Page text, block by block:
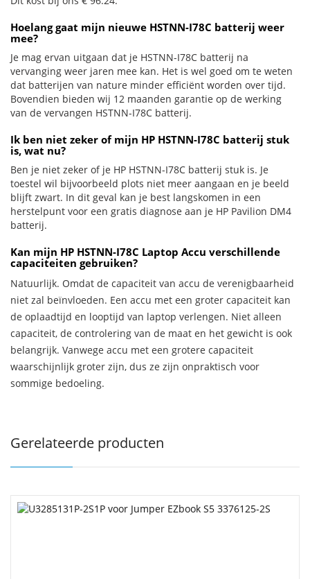
Hoelang gaat mijn nieuwe HSTNN-I78C batterij weer
mee?
Je mag ervan uitgaan dat je HSTNN-I78C batterij na
vervanging weer jaren mee kan. Het is wel goed om te weten
dat batterijen van nature minder efficiënt worden over tijd.
Bovendien bieden wij 12 maanden garantie op de werking
van de vervangen HSTNN-I78C batterij.
Ik ben niet zeker of mijn HP HSTNN-I78C batterij stuk
is, wat nu?
Ben je niet zeker of je HP HSTNN-I78C batterij stuk is. Je
toestel wil bijvoorbeeld plots niet meer aangaan en je beeld
blijft zwart. In dit geval kan je best langskomen in een
herstelpunt voor een gratis diagnose aan je HP Pavilion DM4
batterij.
Kan mijn HP HSTNN-I78C Laptop Accu verschillende
capaciteiten gebruiken?
Natuurlijk. Omdat de capaciteit van accu de verenigbaarheid
niet zal beïnvloeden. Een accu met een groter capaciteit kan
de oplaadtijd en looptijd van laptop verlengen. Niet alleen
capaciteit, de controlering van de maat en het gewicht is ook
belangrijk. Vanwege accu met een grotere capaciteit
waarschijnlijk groter zijn, dus ze zijn onpraktisch voor
sommige bedoeling.
Gerelateerde producten